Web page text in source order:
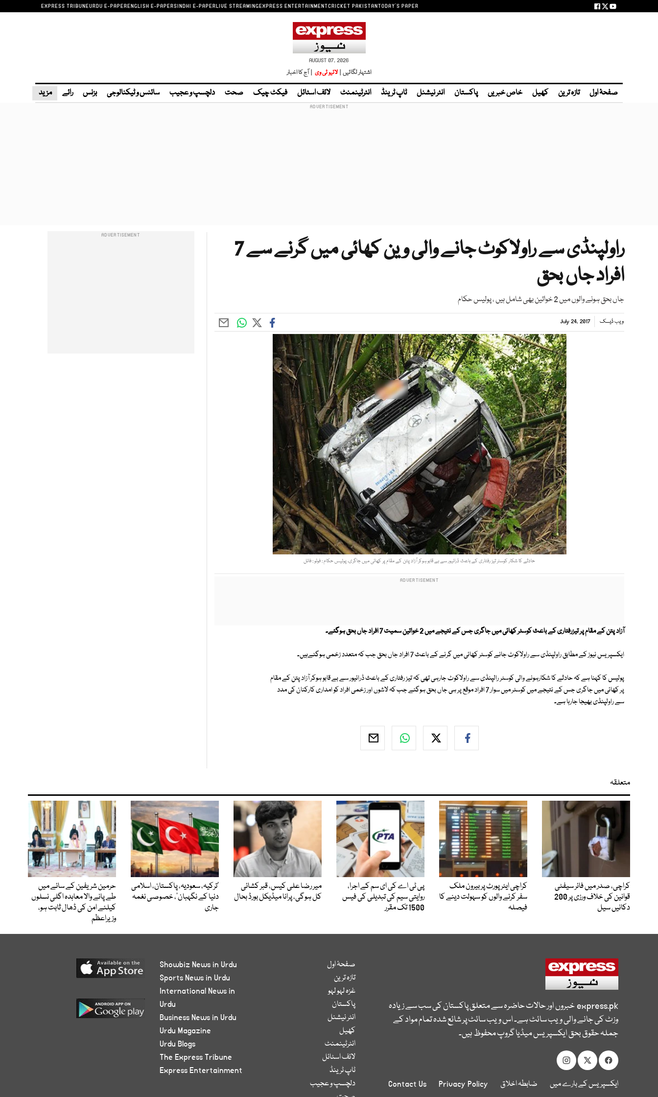
EXPRESS TRIBUNEURDU E-PAPERENGLISH E-PAPERSINDHI E-PAPERLIVE STREAMINGEXPRESS ENTERTAINMENTCRICKET PAKISTANTODAY'S PAPER
AUGUST 07, 2026
اشتہار لگائیں | لائیو ٹی وی | آج کا اخبار
صفحۂ اول تازہ ترین کھیل خاص خبریں پاکستان انٹر نیشنل ٹاپ ٹرینڈ انٹرٹینمنٹ لائف اسٹائل فیکٹ چیک صحت دلچسپ و عجیب سائنس و ٹیکنالوجی بزنس رائے مزید
راولپنڈی سے راولاکوٹ جانے والی وین کھائی میں گرنے سے 7
افراد جاں بحق
جاں بحق ہونے والوں میں 2 خواتین بھی شامل ہیں ، پولیس حکام
ویب ڈیسک July 24, 2017
حادثے کا شکار کوسٹر تیز رفتاری کے باعث ڈرائیور سے بے قابو ہوکر آزاد پتن کے مقام پر کھائی میں جاگری، پولیس حکام : فوٹو : فائل
آزاد پتن کے مقام پر تیزرفتاری کے باعث کوسٹر کھائی میں جاگری جس کے نتیجے میں 2 خواتین سمیت 7 افراد جاں بحق ہوگئے۔
ایکسپریس نیوز کے مطابق راولپنڈی سے راولاکوٹ جانے کوسٹر کھائی میں گرنے کے باعث 7 افراد جاں بحق جب کہ متعدد زخمی ہوگئےہیں۔
پولیس کا کہنا ہے کہ حادثے کا شکارہونے والی کوسٹر رالپنڈی سے راولاکوٹ جارہی تھی کہ تیز رفتاری کے باعث ڈرائیور سے بے قابو ہوکر آزاد پتن کے مقام
پر کھائی میں جاگری جس کے نتیجے میں کوسٹر میں سوار 7 افراد موقع پر ہی جاں بحق ہوگئے جب کہ لاشوں اور زخمی افراد کو امداری کارکنان کی مدد
سے راولپنڈی بھیجا جارہا ہے۔
متعلقہ
کراچی، صدر میں فائر سیفٹی
قوانین کی خلاف ورزی پر 200
دکانیں سیل
کراچی ایئرپورٹ پر بیرون ملک
سفر کرنے والوں کو سہولت دینے کا
فیصلہ
پی ٹی اے کی ای سم کے اجرا،
روایتی سیم کی تبدیلی کی فیس
1500 تک مقرر
میر رضا علی کیس، قبر کشائی
کل ہوگی، پرانا میڈیکل بورڈ بحال
‘ترکیہ، سعودیہ، پاکستان، اسلامی
دنیا کے نگہبان’، خصوصی نغمہ
جاری
حرمین شریفین کے سائے میں
طے پانے والا معاہدہ اگلی نسلوں
کیلئے امن کی ڈھال ثابت ہو،
وزیراعظم
express.pkخبروں اور حالات حاضرہ سے متعلق پاکستان کی سب سے زیادہ
وزٹ کی جانے والی ویب سائٹ ہے۔ اس ویب سائٹ پر شائع شدہ تمام مواد کے
جملہ حقوق بحق ایکسپریس میڈیا گروپ محفوظ ہیں۔
ایکسپریس کے بارے میں ضابطہ اخلاق Privacy Policy
Contact Us
صفحۂ اول
تازہ ترین
غزہ لہو لہو
پاکستان
انٹر نیشنل
کھیل
انٹرٹینمنٹ
لائف اسٹائل
ٹاپ ٹرینڈ
دلچسپ و عجیب
Showbiz News in Urdu
Sports News in Urdu
International News in
Urdu
Business News in Urdu
Urdu Magazine
Urdu Blogs
The Express Tribune
Express Entertainment